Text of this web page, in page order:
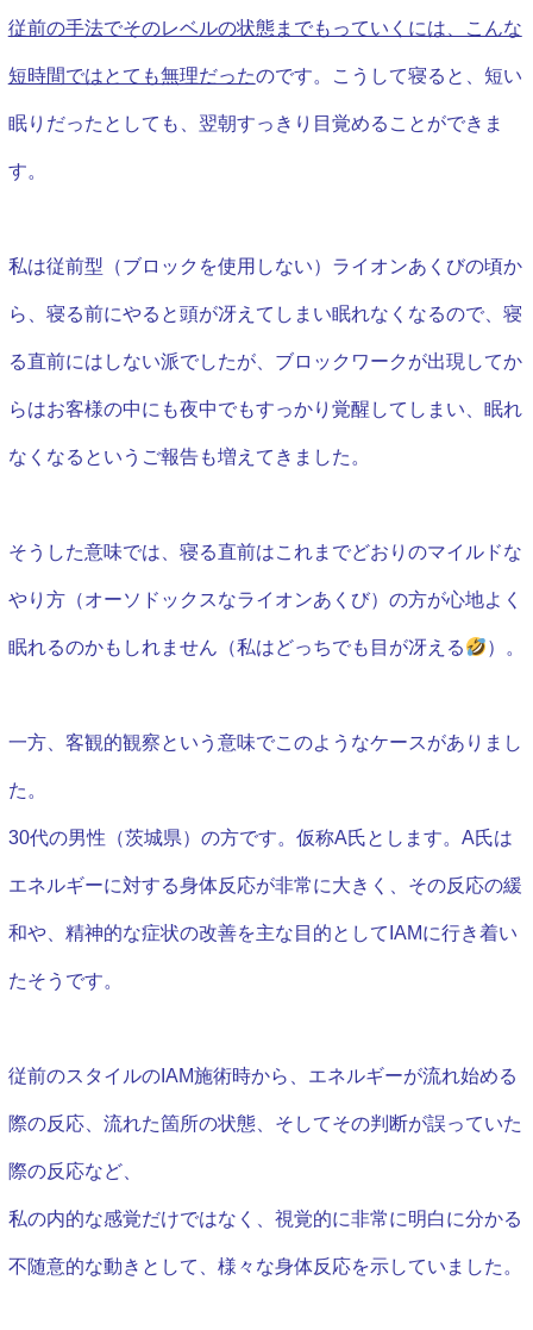
従前の手法でそのレベルの状態までもっていくには、こんな
短時間ではとても無理だったのです。 こうして寝ると、短い
眠りだったとしても、翌朝すっきり目覚めることができま
す。
私は従前型（ブロックを使用しない）ライオンあくびの頃か
ら、寝る前にやると頭が冴えてしまい眠れなくなるので、寝
る直前にはしない派でしたが、ブロックワークが出現してか
らはお客様の中にも夜中でもすっかり覚醒してしまい、眠れ
なくなるというご報告も増えてきました。
そうした意味では、寝る直前はこれまでどおりのマイルドな
やり方（オーソドックスなライオンあくび）の方が心地よく
眠れるのかもしれません（私はどっちでも目が冴える ）。
一方、客観的観察という意味でこのようなケースがありまし
た。
30代の男性（茨城県）の方です。仮称A氏とします。A氏は
エネルギーに対する身体反応が非常に大きく、その反応の緩
和や、精神的な症状の改善を主な目的としてIAMに行き着い
たそうです。
従前のスタイルのIAM施術時から、エネルギーが流れ始める
際の反応、流れた箇所の状態、そしてその判断が誤っていた
際の反応など、
私の内的な感覚だけではなく、視覚的に非常に明白に分かる
不随意的な動きとして、様々な身体反応を示していました。